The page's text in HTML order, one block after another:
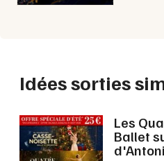
Idées sorties
Les
Ballet